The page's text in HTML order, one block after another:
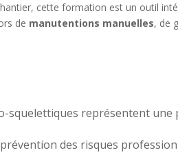
cette formation est un outil
de manutentions manuelles, de
squelettiques représentent
des risques